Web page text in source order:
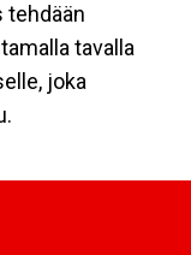
tehdään
tavalla
joka